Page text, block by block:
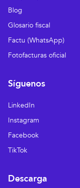
Blog
Glosario fiscal
Factu (WhatsApp)
Fotofacturas oficial
Síguenos
LinkedIn
Instagram
Facebook
TikTok
Descarga